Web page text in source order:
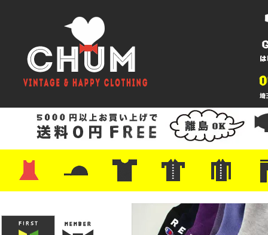
・レザーシューズ/スニーカー
・プリントTシャツ
・バンド/ツアー
・キャラクター
・Nike/adidas/スポーツ
・チャンピオン
・サーフ/スケート
・ボーダー/総柄/無地
・フットボール/リンガー
・タンクトップ/NBA・ポロシャツ
・半袖シャツ
・アロハ/サーフ/ボーリング
・ラルフ/ブランド
・無地/チェック/ストラ
・ワーク/ミリタリー/ウ
・ネル/ウール ・ショ
・アウ
・ジー
・
・ミリ
・コー
・コッ
・オー
・ジャ
ン